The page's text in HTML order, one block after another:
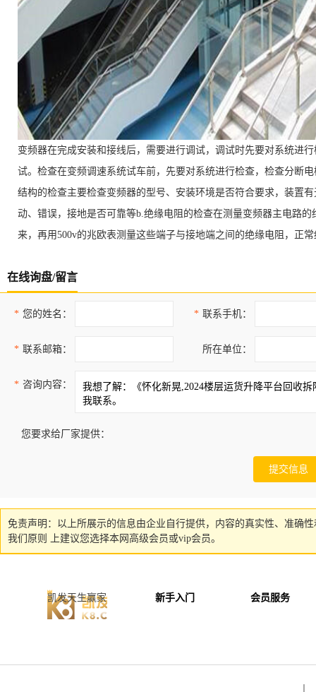
变频器在完成安装和接线后，需要进行调试，调试时先要对系统进
试。检查在变频调速系统试车前，先要对系统进行检查，检查分断
结构的检查主要检查变频器的型号、安装环境是否符合要求，装置
动、错误，接地是否可靠等b.绝缘电阻的检查在测量变频器主电路
来，再用500v的兆欧表测量这些端子与接地端之间的绝缘电阻，正
在线询盘/留言
* 您的姓名： * 联系手机：
* 联系邮箱： 所在单位：
* 咨询内容：
您要求给厂家提供：
免责声明：以上所展示的信息由企业自行提供，内容的真实性、准确
我们原则 上建议您选择本网高级会员或vip会员。
凯发天生赢家 新手入门 会员服务